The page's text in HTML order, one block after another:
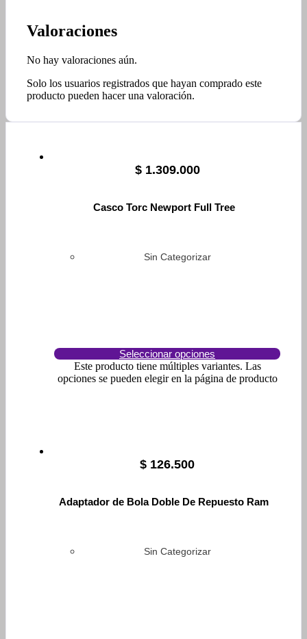
Valoraciones
No hay valoraciones aún.
Solo los usuarios registrados que hayan comprado este
producto pueden hacer una valoración.
$1.309.000
Casco Torc Newport Full Tree
Sin Categorizar
Seleccionar opciones
Este producto tiene múltiples variantes. Las
opciones se pueden elegir en la página de producto
$ 126.500
Adaptador de Bola Doble De Repuesto Ram
Sin Categorizar